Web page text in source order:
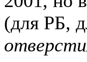
(для РБ,